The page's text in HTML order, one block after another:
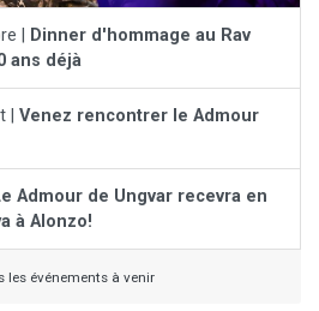
|
Dinner d'hommage au Rav
ans déjà
| Venez rencontrer le Admour
Admour de Ungvar recevra en
à Alonzo!
les événements à venir